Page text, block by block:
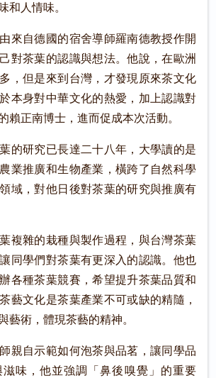
和人情味。
來自德國的宿舍導師羅南德教授作開
對茶葉的認識與想法。他說，在歐洲
，但是來到台灣，才發現原來茶文化
本身對中華文化的熱愛，加上認識對
賴正南博士，進而促成本次活動。
的研究已長達二十八年，大學讀的是
業推廣和生物產業，橫跨了自然科學
域，對他日後對茶葉的研究與推廣有
複雜的栽種與製作過程，與台灣茶葉
同學們對茶葉有更深入的認識。他也
各種茶葉競賽，希望提升茶葉品質和
藝文化是茶葉產業不可或缺的精隨，
藝術，體現茶藝的精神。
親自示範如何泡茶與品茗，讓同學品
味，他並強調「鼻後嗅覺」的重要